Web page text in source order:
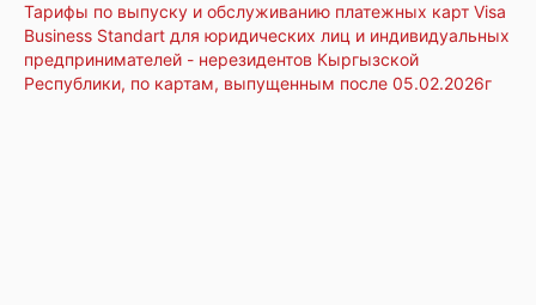
Тарифы по выпуску и обслуживанию платежных карт Visa
Business Standart для юридических лиц и индивидуальных
предпринимателей - нерезидентов Кыргызской
Республики, по картам, выпущенным после 05.02.2026г